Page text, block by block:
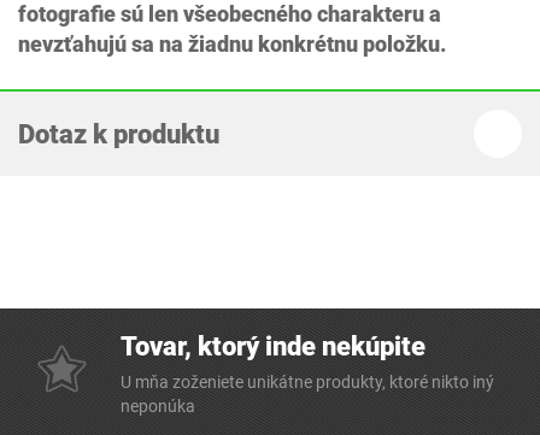
fotografie sú len všeobecného charakteru a
nevzťahujú sa na žiadnu konkrétnu položku.
Dotaz k produktu
Tovar, ktorý inde nekúpite
U mňa zoženiete unikátne produkty, ktoré nikto iný
neponúka